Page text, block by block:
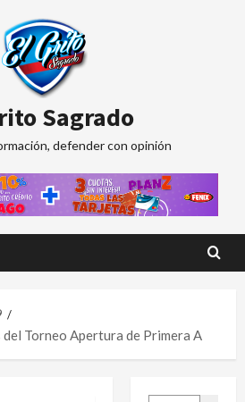
Sagrado
defender con opinión
Torneo Apertura de Primera A